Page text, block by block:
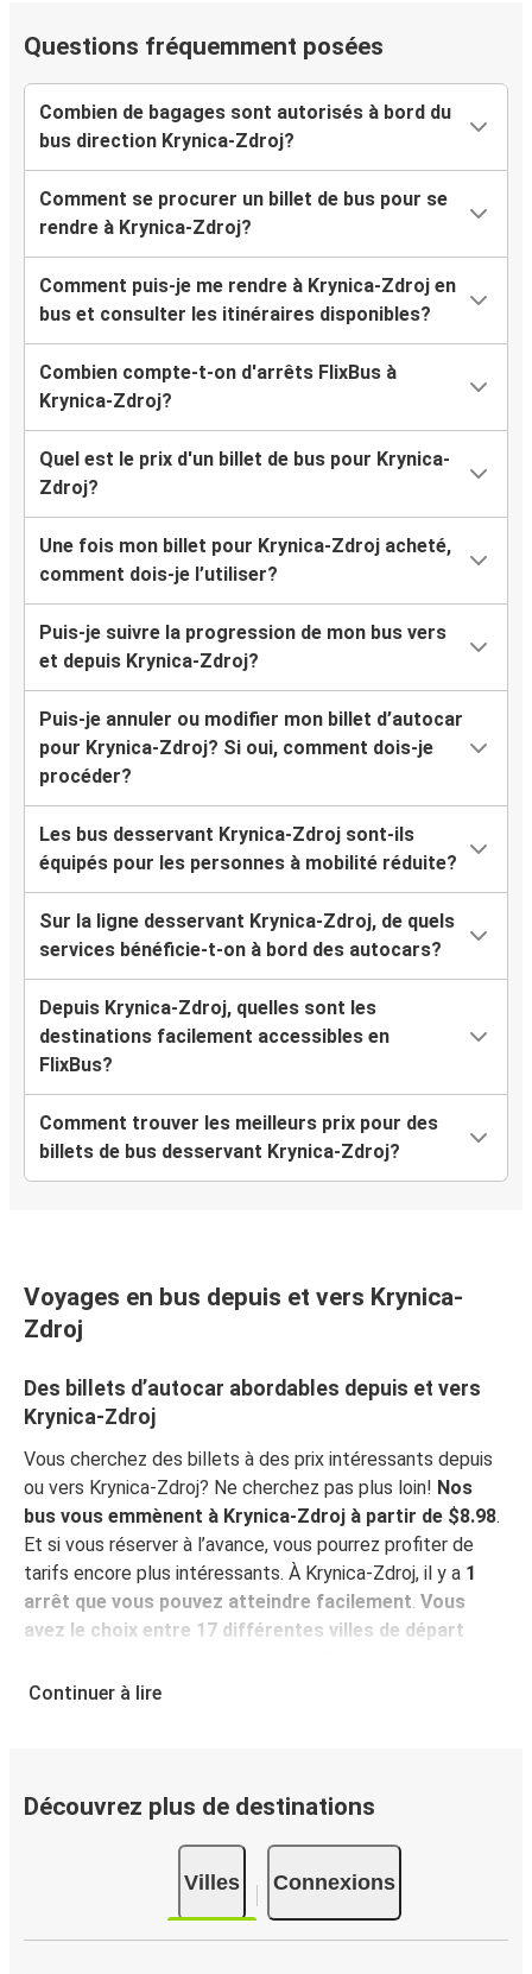
Questions fréquemment posées
Combien de bagages sont autorisés à bord du
bus direction Krynica-Zdroj?
Comment se procurer un billet de bus pour se
rendre à Krynica-Zdroj?
Comment puis-je me rendre à Krynica-Zdroj en
bus et consulter les itinéraires disponibles?
Combien compte-t-on d'arrêts FlixBus à
Krynica-Zdroj?
Quel est le prix d'un billet de bus pour Krynica-
Zdroj?
Une fois mon billet pour Krynica-Zdroj acheté,
comment dois-je l’utiliser?
Puis-je suivre la progression de mon bus vers
et depuis Krynica-Zdroj?
Puis-je annuler ou modifier mon billet d’autocar
pour Krynica-Zdroj? Si oui, comment dois-je
procéder?
Les bus desservant Krynica-Zdroj sont-ils
équipés pour les personnes à mobilité réduite?
Sur la ligne desservant Krynica-Zdroj, de quels
services bénéficie-t-on à bord des autocars?
Depuis Krynica-Zdroj, quelles sont les
destinations facilement accessibles en
FlixBus?
Comment trouver les meilleurs prix pour des
billets de bus desservant Krynica-Zdroj?
Voyages en bus depuis et vers Krynica-
Zdroj
Des billets d’autocar abordables depuis et vers
Krynica-Zdroj
Vous cherchez des billets à des prix intéressants depuis
ou vers Krynica-Zdroj? Ne cherchez pas plus loin! Nos
bus vous emmènent à Krynica-Zdroj à partir de $8.98.
Et si vous réserver à l’avance, vous pourrez profiter de
tarifs encore plus intéressants. À Krynica-Zdroj, il y a 1
arrêt que vous pouvez atteindre facilement. Vous
avez le choix entre 17 différentes villes de départ
réseau FlixBuspour voir les arrêts et les connexions
depuis Krynica-Zdroj. Profitez d'un voyage confortable
vers Krynica-Zdroj grâce aux équipements à bord, tels que
le Wi-Fi gratuit ou encore les nombreuses prises
Continuer à lire
Découvrez plus de destinations
Villes Connexions